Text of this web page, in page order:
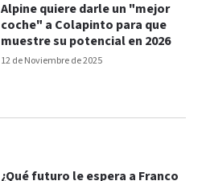
12 de Noviembre de 2025
Alpine quiere darle un "mejor
coche" a Colapinto para que
muestre su potencial en 2026
¿Qué futuro le espera a Franco